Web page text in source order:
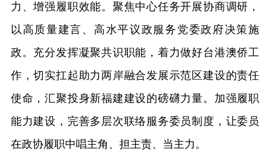
力、增强履职效能。聚焦中心任务开展协商调研，
以高质量建言、高水平议政服务党委政府决策施
政。充分发挥凝聚共识职能，着力做好台港澳侨工
作，切实扛起助力两岸融合发展示范区建设的责任
使命，汇聚投身新福建建设的磅礴力量。加强履职
能力建设，完善多层次联络服务委员制度，让委员
在政协履职中唱主角、担主责、当主力。